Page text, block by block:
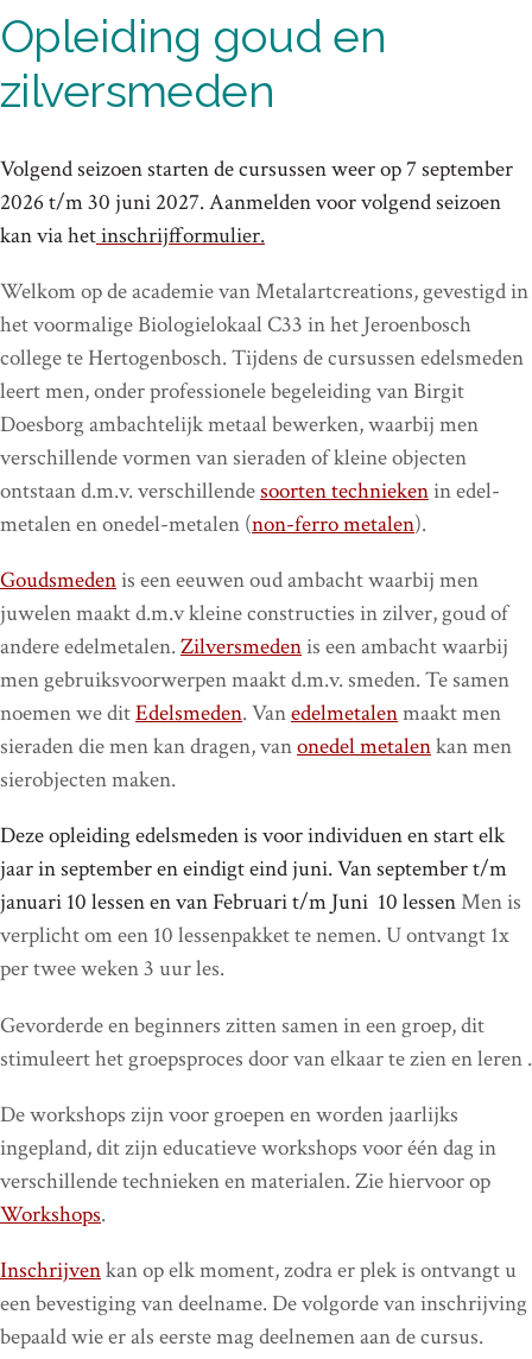
Opleiding goud en
zilversmeden
Volgend seizoen starten de cursussen weer op 7 september
2026 t/m 30 juni 2027. Aanmelden voor volgend seizoen
kan via hetinschrijfformulier.
Welkom op de academie van Metalartcreations, gevestigd in
het voormalige Biologielokaal C33 in het Jeroenbosch
college te Hertogenbosch. Tijdens de cursussen edelsmeden
leert men, onder professionele begeleiding van Birgit
Doesborg ambachtelijk metaal bewerken, waarbij men
verschillende vormen van sieraden of kleine objecten
ontstaan d.m.v. verschillendesoorten techniekenin edel-
metalen en onedel-metalen (non-ferro metalen).
Goudsmedenis een eeuwen oud ambacht waarbij men
juwelen maakt d.m.v kleine constructies in zilver, goud of
andere edelmetalen.Zilversmedenis een ambacht waarbij
men gebruiksvoorwerpen maakt d.m.v. smeden. Te samen
noemen we ditEdelsmeden. Vanedelmetalenmaakt men
sieraden die men kan dragen, vanonedel metalenkan men
sierobjecten maken.
Deze opleiding edelsmeden is voor individuen en start elk
jaar in september en eindigt eind juni. Van september t/m
januari 10 lessen en van Februari t/m Juni 10 lessenMen is
verplicht om een 10 lessenpakket te nemen. U ontvangt 1x
per twee weken 3 uur les.
Gevorderde en beginners zitten samen in een groep, dit
stimuleert het groepsproces door van elkaar te zien en leren .
De workshops zijn voor groepen en worden jaarlijks
ingepland, dit zijn educatieve workshops voor één dag in
verschillende technieken en materialen. Zie hiervoor op
Workshops.
Inschrijvenkan op elk moment, zodra er plek is ontvangt u
een bevestiging van deelname. De volgorde van inschrijving
bepaald wie er als eerste mag deelnemen aan de cursus.